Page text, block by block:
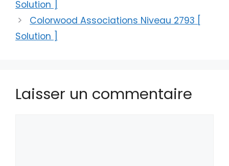
Solution ]
Colorwood Associations Niveau 2793 [
Solution ]
Laisser un commentaire